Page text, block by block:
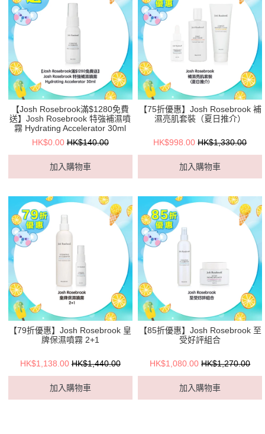
【Josh Rosebrook滿$1280免費
送】Josh Rosebrook 特強補濕噴
霧 Hydrating Accelerator 30ml
HK$0.00 HK$140.00
加入購物車
【75折優惠】Josh Rosebrook 補
濕亮肌套裝（夏日推介）
HK$998.00 HK$1,330.00
加入購物車
【79折優惠】Josh Rosebrook 皇
牌保濕噴霧 2+1
HK$1,138.00 HK$1,440.00
加入購物車
【85折優惠】Josh Rosebrook 至
受好評組合
HK$1,080.00 HK$1,270.00
加入購物車